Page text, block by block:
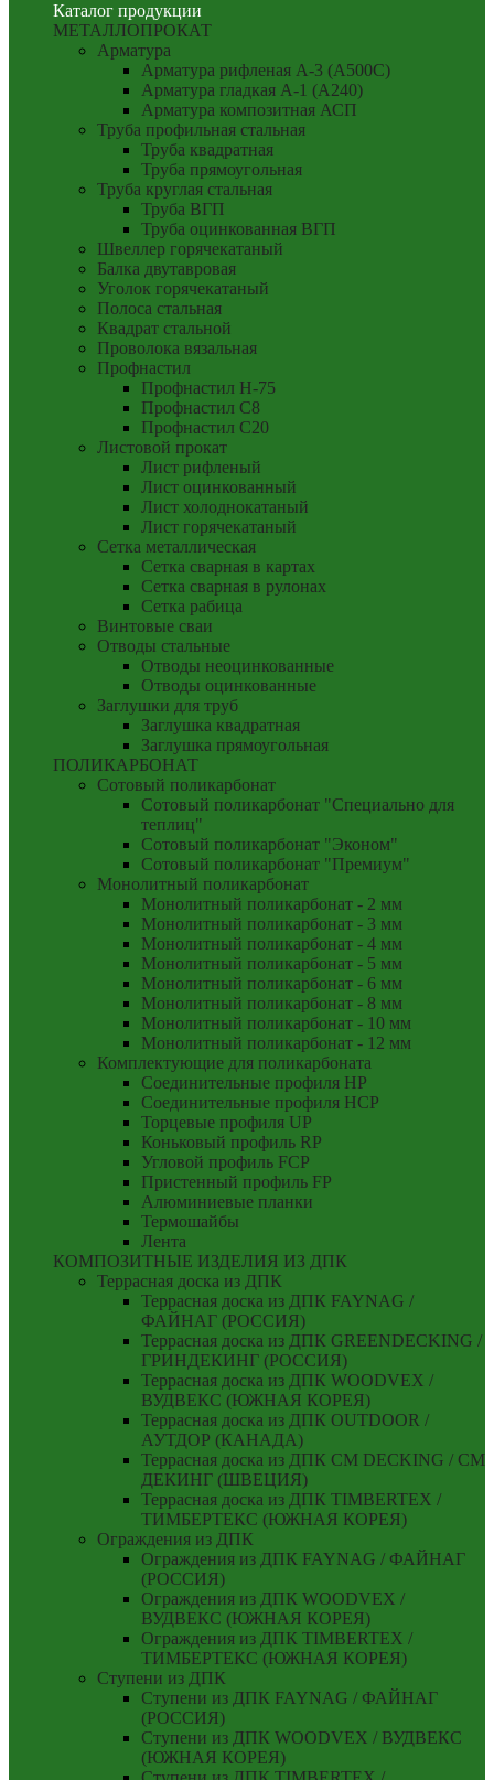
Каталог продукции
МЕТАЛЛОПРОКАТ
Арматура
Арматура рифленая А-3 (А500С)
Арматура гладкая А-1 (А240)
Арматура композитная АСП
Труба профильная стальная
Труба квадратная
Труба прямоугольная
Труба круглая стальная
Труба ВГП
Труба оцинкованная ВГП
Швеллер горячекатаный
Балка двутавровая
Уголок горячекатаный
Полоса стальная
Квадрат стальной
Проволока вязальная
Профнастил
Профнастил Н-75
Профнастил С8
Профнастил С20
Листовой прокат
Лист рифленый
Лист оцинкованный
Лист холоднокатаный
Лист горячекатаный
Сетка металлическая
Сетка сварная в картах
Сетка сварная в рулонах
Сетка рабица
Винтовые сваи
Отводы стальные
Отводы неоцинкованные
Отводы оцинкованные
Заглушки для труб
Заглушка квадратная
Заглушка прямоугольная
ПОЛИКАРБОНАТ
Сотовый поликарбонат
Сотовый поликарбонат "Специально для
теплиц"
Сотовый поликарбонат "Эконом"
Сотовый поликарбонат "Премиум"
Монолитный поликарбонат
Монолитный поликарбонат - 2 мм
Монолитный поликарбонат - 3 мм
Монолитный поликарбонат - 4 мм
Монолитный поликарбонат - 5 мм
Монолитный поликарбонат - 6 мм
Монолитный поликарбонат - 8 мм
Монолитный поликарбонат - 10 мм
Монолитный поликарбонат - 12 мм
Комплектующие для поликарбоната
Соединительные профиля HP
Соединительные профиля HCP
Торцевые профиля UP
Коньковый профиль RP
Угловой профиль FCP
Пристенный профиль FP
Алюминиевые планки
Термошайбы
Лента
КОМПОЗИТНЫЕ ИЗДЕЛИЯ ИЗ ДПК
Террасная доска из ДПК
Террасная доска из ДПК FAYNAG /
ФАЙНАГ (РОССИЯ)
Террасная доска из ДПК GREENDECKING /
ГРИНДЕКИНГ (РОССИЯ)
Террасная доска из ДПК WOODVEX /
ВУДВЕКС (ЮЖНАЯ КОРЕЯ)
Террасная доска из ДПК OUTDOOR /
АУТДОР (КАНАДА)
Террасная доска из ДПК CM DECKING / СМ
ДЕКИНГ (ШВЕЦИЯ)
Террасная доска из ДПК TIMBERTEX /
ТИМБЕРТЕКС (ЮЖНАЯ КОРЕЯ)
Ограждения из ДПК
Ограждения из ДПК FAYNAG / ФАЙНАГ
(РОССИЯ)
Ограждения из ДПК WOODVEX /
ВУДВЕКС (ЮЖНАЯ КОРЕЯ)
Ограждения из ДПК TIMBERTEX /
ТИМБЕРТЕКС (ЮЖНАЯ КОРЕЯ)
Ступени из ДПК
Ступени из ДПК FAYNAG / ФАЙНАГ
(РОССИЯ)
Ступени из ДПК WOODVEX / ВУДВЕКС
(ЮЖНАЯ КОРЕЯ)